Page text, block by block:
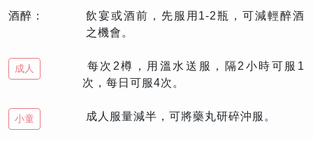
酒醉：
飲宴或酒前，先服用1-2瓶，可減輕醉酒
之機會。
成人
每次2樽，用溫水送服，隔2小時可服1
次，每日可服4次。
小童 成人服量減半，可將藥丸研碎沖服。